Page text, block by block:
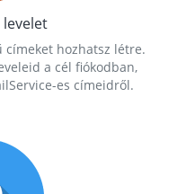
levelet
címeket hozhatsz létre.
a cél fiókodban,
es címeidről.